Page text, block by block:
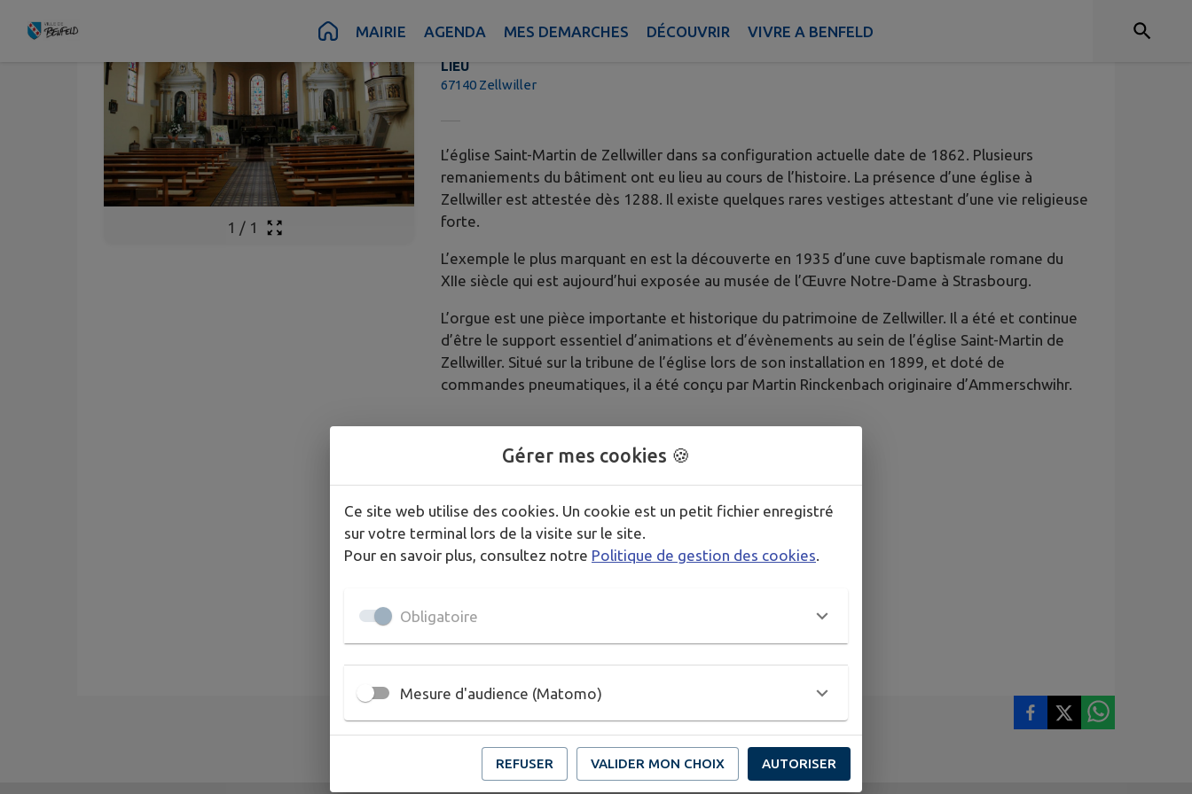
Contenu Pied de page MAIRIE AGENDA MES DEMARCHES DÉCOUVRIR VIVRE A BENFELD
1 / 1
LIEU
67140 Zellwiller
L’église Saint-Martin de Zellwiller dans sa configuration actuelle date de 1862. Plusieurs
remaniements du bâtiment ont eu lieu au cours de l’histoire. La présence d’une église à
Zellwiller est attestée dès 1288. Il existe quelques rares vestiges attestant d’une vie religieuse
forte.
L’exemple le plus marquant en est la découverte en 1935 d’une cuve baptismale romane du
XIIe siècle qui est aujourd’hui exposée au musée de l’Œuvre Notre-Dame à Strasbourg.
L’orgue est une pièce importante et historique du patrimoine de Zellwiller. Il a été et continue
d’être le support essentiel d’animations et d’évènements au sein de l’église Saint-Martin de
Zellwiller. Situé sur la tribune de l’église lors de son installation en 1899, et doté de
commandes pneumatiques, il a été conçu par Martin Rinckenbach originaire d’Ammerschwihr.
Gérer mes cookies 🍪
Ce site web utilise des cookies. Un cookie est un petit fichier enregistré
sur votre terminal lors de la visite sur le site.
Pour en savoir plus, consultez notre Politique de gestion des cookies.
Obligatoire
Mesure d'audience (Matomo)
REFUSER VALIDER MON CHOIX AUTORISER